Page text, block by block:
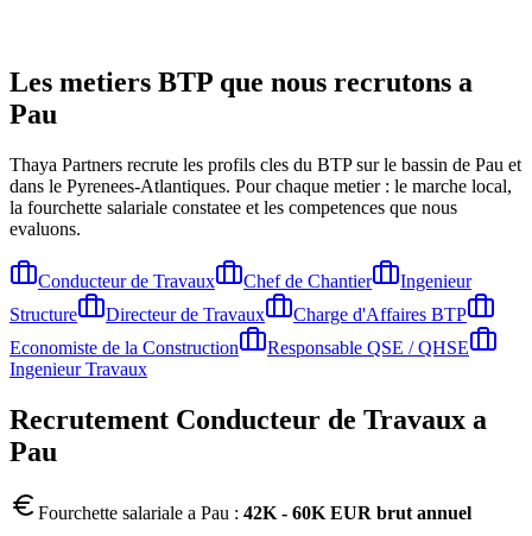
Les metiers BTP que nous recrutons a
Pau
Thaya Partners recrute les profils cles du BTP sur le bassin de Pau et
dans le Pyrenees-Atlantiques. Pour chaque metier : le marche local,
la fourchette salariale constatee et les competences que nous
evaluons.
Conducteur de Travaux Chef de Chantier
Ingenieur
Structure
Directeur de Travaux
Charge d'Affaires BTP
Economiste de la Construction
Responsable QSE / QHSE
Ingenieur Travaux
Recrutement Conducteur de Travaux a
Pau
Fourchette salariale a Pau : 42K - 60K EUR brut annuel